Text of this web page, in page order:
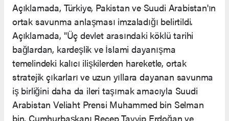
Açıklamada, Türkiye, Pakistan ve Suudi Arabistan'ın
ortak savunma anlaşması imzaladığı belirtildi.
Açıklamada, "Üç devlet arasındaki köklü tarihi
bağlardan, kardeşlik ve İslami dayanışma
temelindeki kalıcı ilişkilerden hareketle, ortak
stratejik çıkarları ve uzun yıllara dayanan savunma
iş birliğini daha da ileri taşımak amacıyla Suudi
Arabistan Veliaht Prensi Muhammed bin Selman
bin, Cumhurbaşkanı Recep Tayyip Erdoğan ve